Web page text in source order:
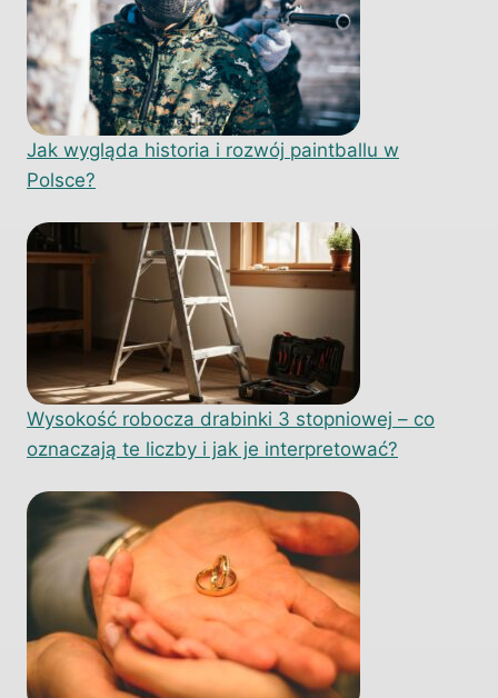
Jak wygląda historia i rozwój paintballu w
Polsce?
Wysokość robocza drabinki 3 stopniowej – co
oznaczają te liczby i jak je interpretować?